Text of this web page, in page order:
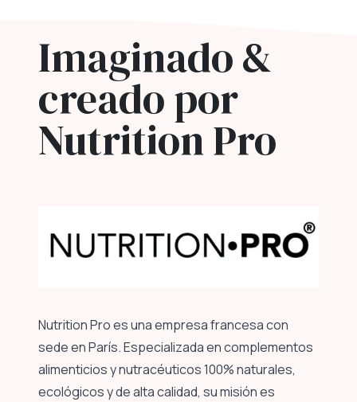
Imaginado &
creado por
Nutrition Pro
Nutrition Pro es una empresa francesa con
sede en París. Especializada en complementos
alimenticios y nutracéuticos 100% naturales,
ecológicos y de alta calidad, su misión es